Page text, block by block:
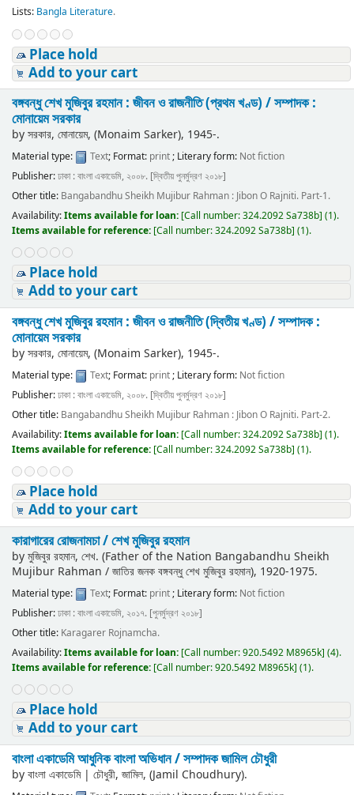
Lists: Bangla Literature.
Place hold
Add to your cart
বঙ্গবন্ধু শেখ মুজিবুর রহমান : জীবন ও রাজনীতি (প্রথম খণ্ড) /সম্পাদক :
মোনায়েম সরকার
byসরকার, মোনায়েম, (Monaim Sarker), 1945-.
Material type: Text; Format: print; Literary form: Not fiction
Publisher:ঢাকা : বাংলা একাডেমি, ২০০৮. [দ্বিতীয় পুনর্মুদ্রণ ২০১৮]
Other title: Bangabandhu Sheikh Mujibur Rahman : Jibon O Rajniti. Part-1.
Availability:Items available for loan: [Call number:324.2092 Sa738b] (1).
Items available for reference: [Call number:324.2092 Sa738b] (1).
Place hold
Add to your cart
বঙ্গবন্ধু শেখ মুজিবুর রহমান : জীবন ও রাজনীতি (দ্বিতীয় খণ্ড) /সম্পাদক :
মোনায়েম সরকার
byসরকার, মোনায়েম, (Monaim Sarker), 1945-.
Material type: Text; Format: print; Literary form: Not fiction
Publisher:ঢাকা : বাংলা একাডেমি, ২০০৮. [দ্বিতীয় পুনর্মুদ্রণ ২০১৮]
Other title: Bangabandhu Sheikh Mujibur Rahman : Jibon O Rajniti. Part-2.
Availability:Items available for loan: [Call number:324.2092 Sa738b] (1).
Items available for reference: [Call number:324.2092 Sa738b] (1).
Place hold
Add to your cart
কারাগারের রোজনামচা /শেখ মুজিবুর রহমান
byমুজিবুর রহমান, শেখ. (Father of the Nation Bangabandhu Sheikh
Mujibur Rahman / জাতির জনক বঙ্গবন্ধু শেখ মুজিবুর রহমান), 1920-1975.
Material type: Text; Format: print; Literary form: Not fiction
Publisher:ঢাকা : বাংলা একাডেমি, ২০১৭. [পুনর্মুদ্রণ ২০১৮]
Other title: Karagarer Rojnamcha.
Availability:Items available for loan: [Call number:920.5492 M8965k] (4).
Items available for reference: [Call number:920.5492 M8965k] (1).
Place hold
Add to your cart
বাংলা একাডেমি আধুনিক বাংলা অভিধান /সম্পাদক জামিল চৌধুরী
byবাংলা একাডেমি| চৌধুরী, জামিল, (Jamil Choudhury).